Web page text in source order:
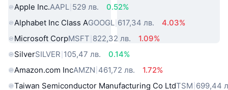
Apple Inc.AAPL 529 лв.
0.52%
Alphabet Inc Class AGOOGL 617,34 лв.
4.03%
Microsoft CorpMSFT 822,32 лв.
1.09%
SilverSILVER 105,47 лв.
0.14%
Amazon.com IncAMZN 461,72 лв.
1.72%
Taiwan Semiconductor Manufacturing Co LtdTSM 699,44